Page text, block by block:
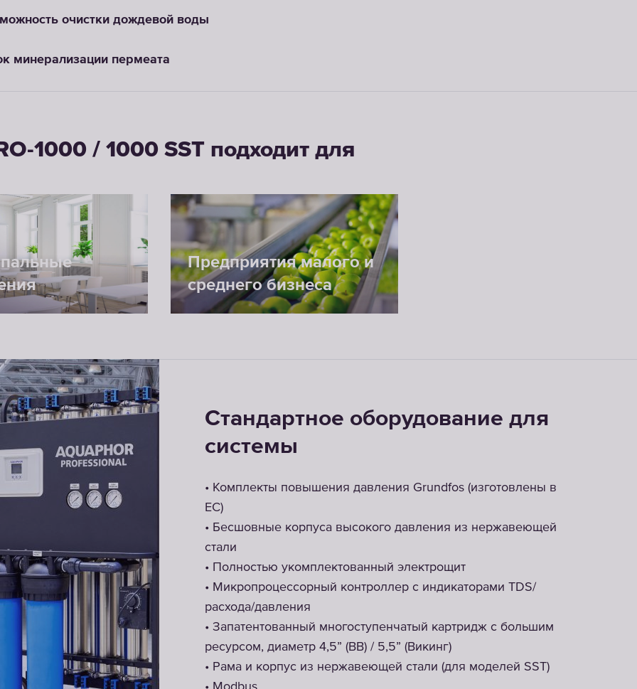
очистки дождевой воды
минерализации пермеата
1000 / 1000 SST подходит для
Предприятия малого и
среднего бизнеса
реагента
Стандартное оборудование для
системы
• Комплекты повышения давления Grundfos (изготовлены в
ЕС)
• Бесшовные корпуса высокого давления из нержавеющей
стали
• Полностью укомплектованный электрощит
• Микропроцессорный контроллер с индикаторами TDS/
расхода/давления
• Запатентованный многоступенчатый картридж с большим
ресурсом, диаметр 4,5” (BB) / 5,5” (Викинг)
• Рама и корпус из нержавеющей стали (для моделей SST)